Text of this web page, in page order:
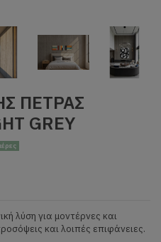
ΠΕΤΡΑΣ
GREY
λύση για μοντέρνες και
και λοιπές επιφάνειες.